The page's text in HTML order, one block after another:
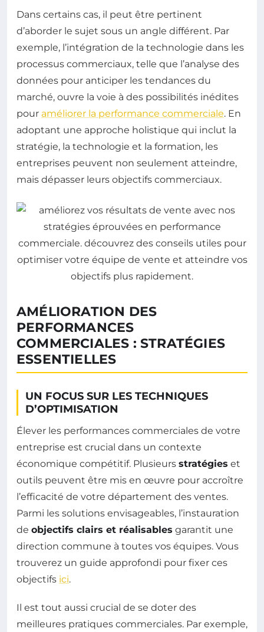
Dans certains cas, il peut être pertinent
d’aborder le sujet sous un angle différent. Par
exemple, l’intégration de la technologie dans les
processus commerciaux, telle que l’analyse des
données pour anticiper les tendances du
marché, ouvre la voie à des possibilités inédites
pour améliorer la performance commerciale. En
adoptant une approche holistique qui inclut la
stratégie, la technologie et la formation, les
entreprises peuvent non seulement atteindre,
mais dépasser leurs objectifs commerciaux.
AMÉLIORATION DES
PERFORMANCES
COMMERCIALES : STRATÉGIES
ESSENTIELLES
UN FOCUS SUR LES TECHNIQUES
D’OPTIMISATION
Élever les performances commerciales de votre
entreprise est crucial dans un contexte
économique compétitif. Plusieurs stratégies et
outils peuvent être mis en œuvre pour accroître
l’efficacité de votre département des ventes.
Parmi les solutions envisageables, l’instauration
de objectifs clairs et réalisables garantit une
direction commune à toutes vos équipes. Vous
trouverez un guide approfondi pour fixer ces
objectifs ici.
Il est tout aussi crucial de se doter des
meilleures pratiques commerciales. Par exemple,